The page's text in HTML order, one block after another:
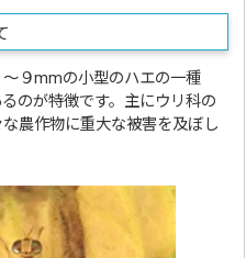
９mmの小型のハエの一種
のが特徴です。主にウリ科の
農作物に重大な被害を及ぼし